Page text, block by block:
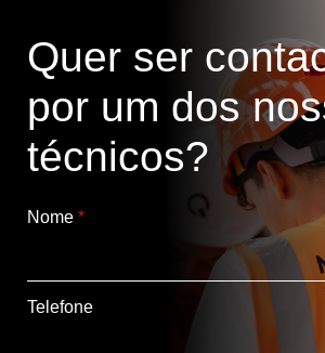
Quer ser
por um dos
técnicos?
Nome *
Telefone